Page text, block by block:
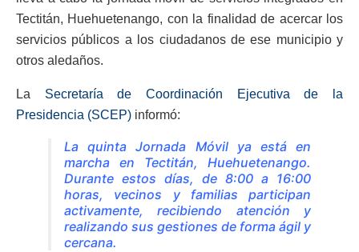
Tectitán, Huehuetenango, con la finalidad de acercar los
servicios públicos a los ciudadanos de ese municipio y
otros aledaños.
La Secretaría de Coordinación Ejecutiva de la
Presidencia (SCEP) informó:
La quinta Jornada Móvil ya está en
marcha en Tectitán, Huehuetenango.
Durante estos días, de 8:00 a 16:00
horas, vecinos y familias participan
activamente, recibiendo atención y
realizando sus gestiones de forma ágil y
cercana.